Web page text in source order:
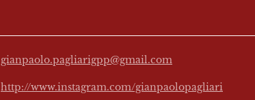
gianpaolo.pagliarigpp@gmail.com
http://www.instagram.com/gianpaolopagliari